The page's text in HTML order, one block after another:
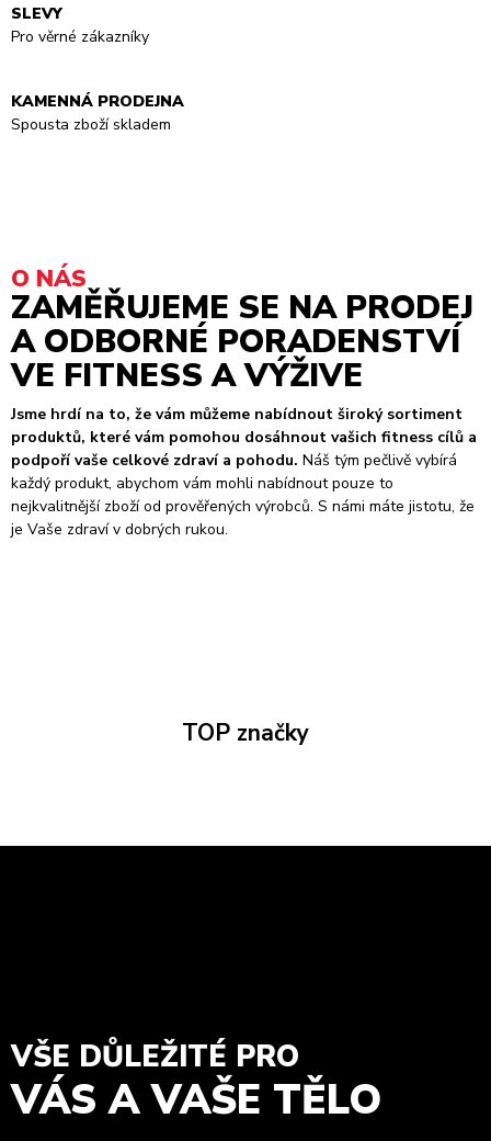
SLEVY
Pro věrné zákazníky
KAMENNÁ PRODEJNA
Spousta zboží skladem
O NÁS
ZAMĚŘUJEME SE NA PRODEJ
A ODBORNÉ PORADENSTVÍ
VE FITNESS A VÝŽIVE
Jsme hrdí na to, že vám můžeme nabídnout široký sortiment
produktů, které vám pomohou dosáhnout vašich fitness cílů a
podpoří vaše celkové zdraví a pohodu. Náš tým pečlivě vybírá
každý produkt, abychom vám mohli nabídnout pouze to
nejkvalitnější zboží od prověřených výrobců. S námi máte jistotu, že
je Vaše zdraví v dobrých rukou.
TOP značky
VŠE DŮLEŽITÉ PRO
VÁS A VAŠE TĚLO